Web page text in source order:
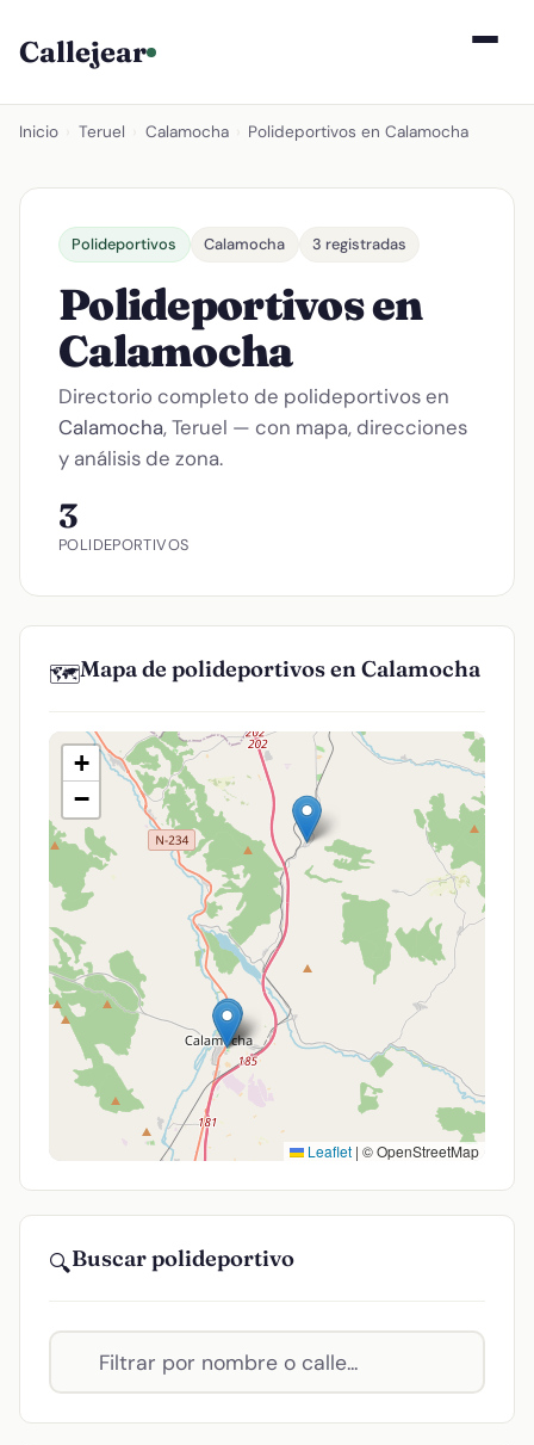
Callejear
Inicio Teruel Calamocha Polideportivos en Calamocha
Polideportivos Calamocha 3 registradas
Polideportivos en
Calamocha
Directorio completo de polideportivos en
Calamocha, Teruel — con mapa, direcciones
y análisis de zona.
3
POLIDEPORTIVOS
🗺️Mapa de polideportivos en Calamocha
+
−
Leaflet | © OpenStreetMap
🔍Buscar polideportivo